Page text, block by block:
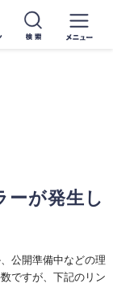
ーが発生し
公開準備中などの理
ですが、下記のリン